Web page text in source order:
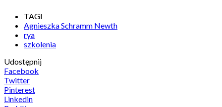
TAGI
Agnieszka Schramm Newth
rya
szkolenia
Udostępnij
Facebook
Twitter
Pinterest
Linkedin